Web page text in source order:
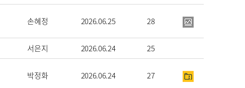
손혜정 2026.06.25 28
서은지 2026.06.24 25
박정화 2026.06.24 27